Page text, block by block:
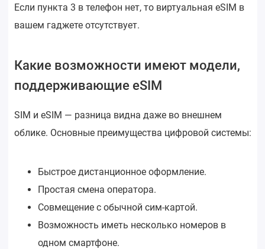
Если пункта 3 в телефон нет, то виртуальная eSIM в
вашем гаджете отсутствует.
Какие возможности имеют модели,
поддерживающие eSIM
SIM и eSIM — разница видна даже во внешнем
облике. Основные преимущества цифровой системы:
Быстрое дистанционное оформление.
Простая смена оператора.
Совмещение с обычной сим-картой.
Возможность иметь несколько номеров в
одном смартфоне.